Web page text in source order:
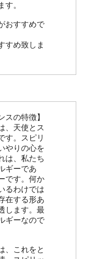
す。
おすすめで
すめ致しま
の特徴】
、天使とス
す。スピリ
やりの心を
は、私たち
ギーであ
です。何か
るわけでは
在する形あ
します。最
ギーなので
、これをと